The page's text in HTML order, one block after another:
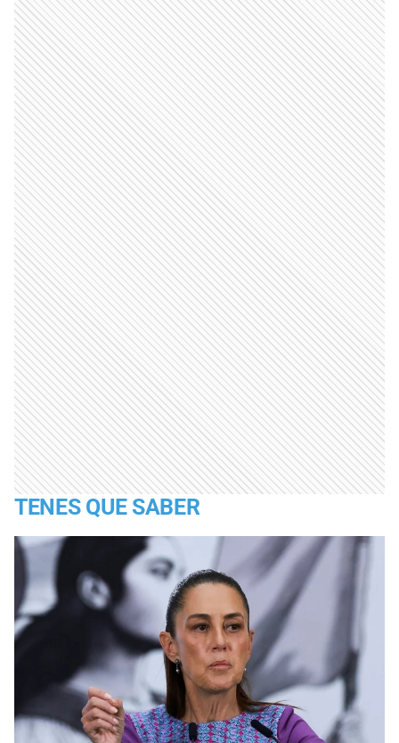
TENES QUE SABER